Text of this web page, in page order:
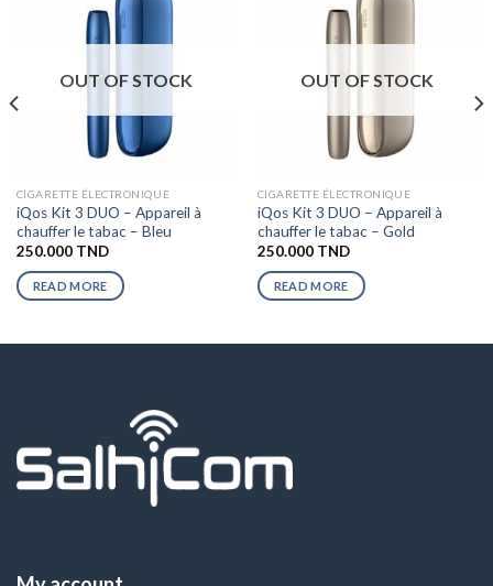
OUT OF STOCK
CIGARETTE ÉLECTRONIQUE
iQos Kit 3 DUO – Appareil à
chauffer le tabac – Bleu
250.000 TND
READ MORE
OUT OF STOCK
CIGARETTE ÉLECTRONIQUE
iQos Kit 3 DUO – Appareil à
chauffer le tabac – Gold
250.000 TND
READ MORE